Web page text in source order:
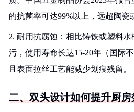
的抗菌率可达99%以上，远超陶瓷
2. 耐用抗腐蚀：相比铸铁或塑料
污，使用寿命长达15-20年（国际
且表面拉丝工艺能减少划痕残留。
二、双头设计如何提升厨房